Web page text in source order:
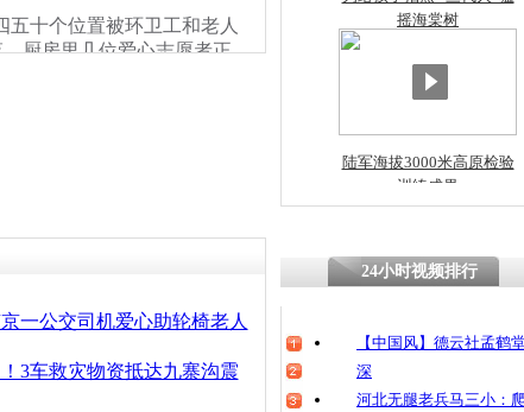
小伙
崩溃
四川
魂
十个位置被环卫工和老人
厨房里几位爱心志愿者正
摇海棠树
陆军海拔3000米高原检验
训练成果
一公交司机爱心助轮椅老人
3车救灾物资抵达九寨沟震
24小时视频排行
【中国风】德云社孟鹤
深
河北无腿老兵马三小：